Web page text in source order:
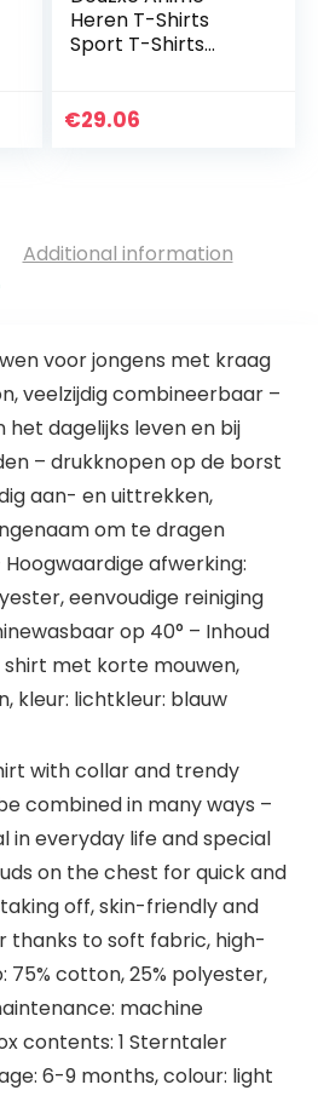
Heren T-Shirts
Sport T-Shirts
Uchiha Sasuke
€29.06
Additional information
voor jongens met kraag
veelzijdig combineerbaar –
het dagelijks leven en bij
– drukknopen op de borst
aan- en uittrekken,
om te dragen
afwerking:
eenvoudige reiniging
op 40° – Inhoud
shirt met korte mouwen,
kleur: lichtkleur: blauw
with collar and trendy
combined in many ways –
in everyday life and special
on the chest for quick and
off, skin-friendly and
to soft fabric, high-
75% cotton, 25% polyester,
machine
contents: 1 Sterntaler
6-9 months, colour: light